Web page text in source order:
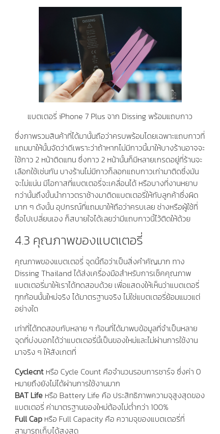
แบตเตอรี่ iPhone 7 Plus จาก Dissing พร้อมแถบกาว
ซึ่งภาพรวมสินค้าที่ได้มานั้นถือว่าครบพร้อมโดยเฉพาะแถบกาวที่
แถมมาให้นั้นจัดว่าดีเพราะว่าถ้าหากไม่มีกาวนี้มาให้บางร้านอาจจะ
ใช้กาว 2 หน้าติดแทน ซึ่งกาว 2 หน้านั้นก็มีหลายเกรดอยู่ที่ร้านจะ
เลือกใช้เช่นกัน บางร้านไม่มีกาวก็ลอกแถบกาวเก่ามาติดซึ่งมัน
จะไม่แน่น มีโอกาสที่แบตเตอรี่จะเคลื่อนได้ หรือบางที่งานหยาบ
กว่านั้นถึงขั้นนำกาวตราช้างมาติดแบตเตอรี่ให้กับลูกค้าซึ่งผิด
มาก ๆ ดังนั้น อุปกรณ์ที่แถมมาให้ถือว่าครบเลย ช่างหรือผู้ใช้ที่
ซื้อไปเปลี่ยนเอง ก็สบายใจได้เลยว่ามีแถบกาวนี้ไว้ติดให้ด้วย
4.3 คุณภาพของแบตเตอรี่
คุณภาพของแบตเตอรี่ จุดนี้ถือว่าเป็นสิ่งคำคัญมาก ทาง
Dissing Thailand ได้ส่งเครื่องมือสำหรับการเช็คคุณภาพ
แบตเตอรี่มาให้เราได้ทดสอบด้วย เพื่อแสดงให้เห็นว่าแบตเตอรี่
ทุกก้อนนั้นใหม่จริง ได้มาตรฐานจริง ไม่ใช่แบตเตอรี่ย้อมแมวแต่
อย่างใด
เท่าที่ได้ทดสอบกับหลาย ๆ ก้อนที่ได้มาพบข้อมูลที่จำเป็นหลาย
จุดที่บ่งบอกได้ว่าแบตเตอรี่นี้เป็นของใหม่และไม่ผ่านการใช้งาน
มาจริง ๆ ให้สังเกตที่
Cyclecnt หรือ Cycle Count คือจำนวนรอบการชาร์จ ซึ่งค่า 0
หมายถึงยังไม่ได้ผ่านการใช้งานมาก
BAT Life หรือ Battery Life คือ ประสิทธิภาพความจุสูงสุดของ
แบตเตอรี่ ค่ามาตรฐานของใหม่ต้องไม่ต่ำกว่า 100%
Full Cap หรือ Full Capacity คือ ความจุของแบตเตอรี่ที่
สามารถเก็บได้สูงสุด